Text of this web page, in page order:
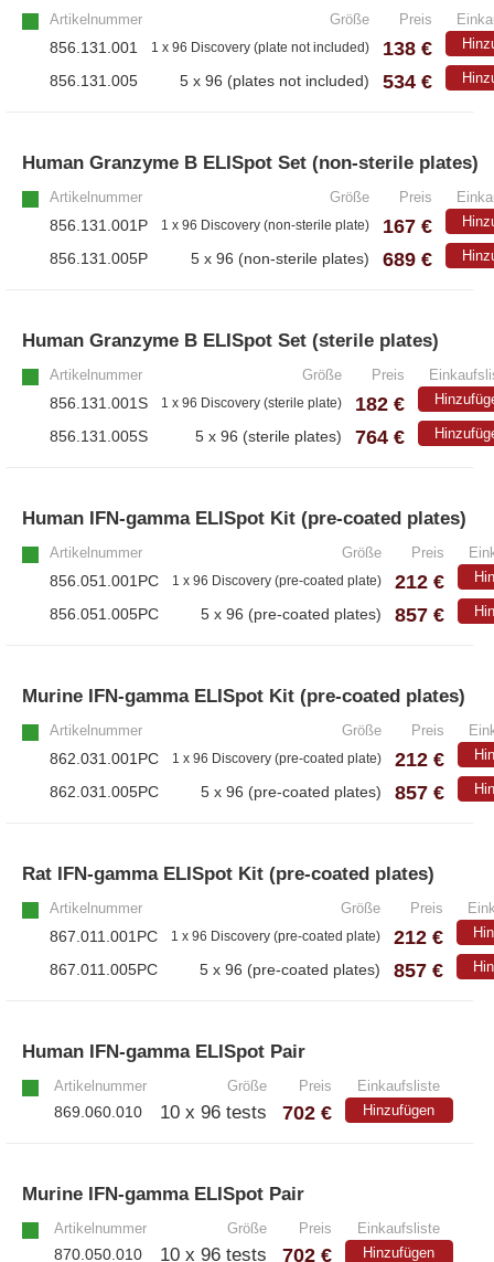
PeptiGrowth
Diaclone
– Alle Diaclone Produkte
– ELISA-Kits
– EliSpot-Kits
Antikörper
– Anti-murine
– Anti-rat
– CD-Antikörper
– Monoclonale Antikörper
– Polyclonale Antikörper
White Label und Geräte
– Alle White Label und technische Produkte
Artikelnummer Größe Preis
856.131.001 1 x 96 Discovery (plate not included) 138 €
856.131.005 5 x 96 (plates not included) 534 €
Human Granzyme B ELISpot Set (non-sterile plates)
Artikelnummer Größe Preis
856.131.001P 1 x 96 Discovery (non-sterile plate) 167 €
856.131.005P 5 x 96 (non-sterile plates) 689 €
Human Granzyme B ELISpot Set (sterile plates)
Artikelnummer Größe Preis
856.131.001S 1 x 96 Discovery (sterile plate) 182 €
856.131.005S 5 x 96 (sterile plates) 764 €
Human IFN-gamma ELISpot Kit (pre-coated plates)
Artikelnummer Größe Preis
856.051.001PC 1 x 96 Discovery (pre-coated plate) 212 €
856.051.005PC 5 x 96 (pre-coated plates) 857 €
Murine IFN-gamma ELISpot Kit (pre-coated plates)
Artikelnummer Größe Preis
862.031.001PC 1 x 96 Discovery (pre-coated plate) 212 €
862.031.005PC 5 x 96 (pre-coated plates) 857 €
Rat IFN-gamma ELISpot Kit (pre-coated plates)
Artikelnummer Größe Preis
867.011.001PC 1 x 96 Discovery (pre-coated plate) 212 €
867.011.005PC 5 x 96 (pre-coated plates) 857 €
Human IFN-gamma ELISpot Pair
Artikelnummer Größe Preis Einkaufsliste
869.060.010 10 x 96 tests 702 € Hinzufügen
Murine IFN-gamma ELISpot Pair
Artikelnummer Größe Preis Einkaufsliste
870.050.010 10 x 96 tests 702 € Hinzufügen